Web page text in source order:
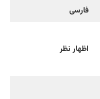
فارسی
اظهار نظر